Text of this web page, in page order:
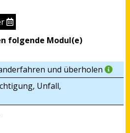
folgende Modul(e)
und überholen
Unfall,